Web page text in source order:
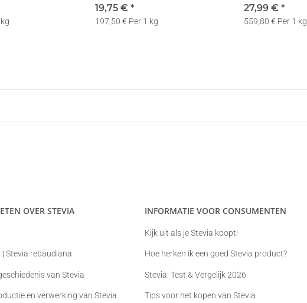
19,75 € *
197,50 € Per 1 kg
27,99 € *
559,80 € Per 1 kg
OVER STEVIA
| Stevia rebaudiana
van Stevia
en verwerking van Stevia
INFORMATIE VOOR CONSUMENTEN
Kijk uit als je Stevia koopt!
Hoe herken ik een goed Stevia product?
Stevia: Test & Vergelijk 2026
Tips voor het kopen van Stevia